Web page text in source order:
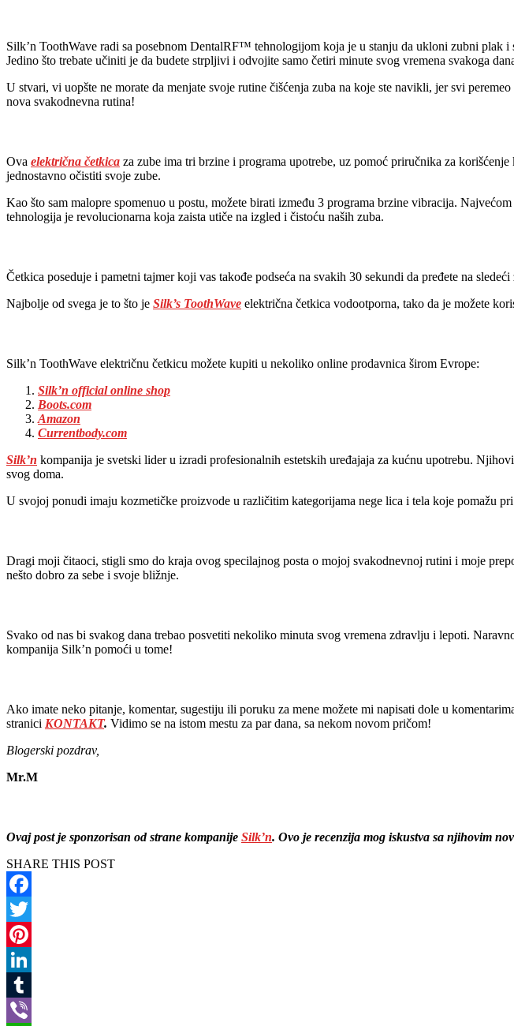
Silk’n ToothWave radi sa posebnom DentalRF™ tehnologijom koja je u stanju da ukloni zubni plak
Jedino što trebate učiniti je da budete strpljivi i odvojite samo četiri minute svog vremena svakoga
U stvari, vi uopšte ne morate da menjate svoje rutine čišćenja zuba na koje ste navikli, jer svi
nova svakodnevna rutina!
Ova električna četkica za zube ima tri brzine i programa upotrebe, uz pomoć priručnika za
jednostavno očistiti svoje zube.
Kao što sam malopre spomenuo u postu, možete birati između 3 programa brzine vibracija.
tehnologija je revolucionarna koja zaista utiče na izgled i čistoću naših zuba.
Četkica poseduje i pametni tajmer koji vas takođe podseća na svakih 30 sekundi da pređete na
Najbolje od svega je to što je Silk’s ToothWave električna četkica vodootporna, tako da je možete
Silk’n ToothWave električnu četkicu možete kupiti u nekoliko online prodavnica širom Evrope:
Silk’n official online shop
Boots.com
Amazon
Currentbody.com
Silk’n kompanija je svetski lider u izradi profesionalnih estetskih uređajaja za kućnu upotrebu.
svog doma.
U svojoj ponudi imaju kozmetičke proizvode u različitim kategorijama nege lica i tela koje pomažu
Dragi moji čitaoci, stigli smo do kraja ovog specilajnog posta o mojoj svakodnevnoj rutini i moje
nešto dobro za sebe i svoje bližnje.
Svako od nas bi svakog dana trebao posvetiti nekoliko minuta svog vremena zdravlju i lepoti.
kompanija Silk’n pomoći u tome!
Ako imate neko pitanje, komentar, sugestiju ili poruku za mene možete mi napisati dole u
stranici KONTAKT. Vidimo se na istom mestu za par dana, sa nekom novom pričom!
Blogerski pozdrav,
Mr.M
Ovaj post je sponzorisan od strane kompanije Silk’n. Ovo je recenzija mog iskustva sa njihovim
SHARE THIS POST
Facebook
Twitter
Pinterest
LinkedIn
Tumblr